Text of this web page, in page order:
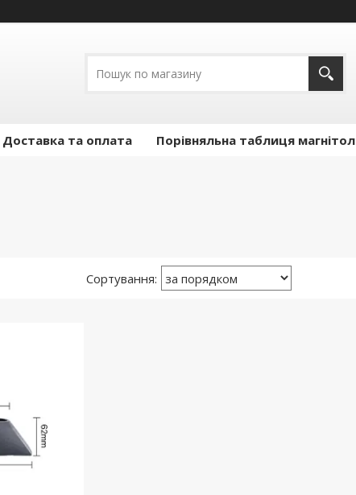
Доставка та оплата Порівняльна таблиця магнітол